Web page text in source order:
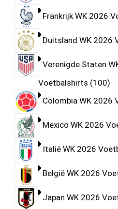
Frankrijk WK 2026
Duitsland WK 2026
Verenigde Staten
Voetbalshirts 100
Colombia WK 2026
Mexico WK 2026
Italië WK 2026
België WK 2026
Japan WK 2026